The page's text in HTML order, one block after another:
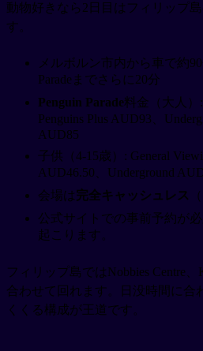
動物好きなら2日目はフィリップ
す。
メルボルン市内から車で約
Paradeまでさらに20分
Penguin Parade料金（大人）:
Penguins Plus AUD93、
AUD85
子供（4-15歳）: General
AUD46.50、Underground
会場は完全キャッシュレス
公式サイトでの事前予約が
起こります。
フィリップ島ではNobbies Centre、
合わせて回れます。日没時間に合
くくる構成が王道です。